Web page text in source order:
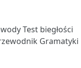
Test biegłości
Gramatyki